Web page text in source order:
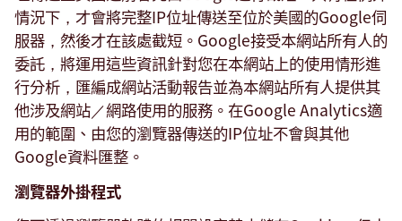
情況下，才會將完整IP位址傳送至位於美國的Google伺
服器，然後才在該處截短。Google接受本網站所有人的
委託，將運用這些資訊針對您在本網站上的使用情形進
行分析，匯編成網站活動報告並為本網站所有人提供其
他涉及網站／網路使用的服務。在Google Analytics適
用的範圍、由您的瀏覽器傳送的IP位址不會與其他
Google資料匯整。
瀏覽器外掛程式